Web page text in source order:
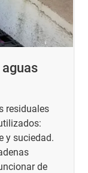
residuales
y suciedad.
de